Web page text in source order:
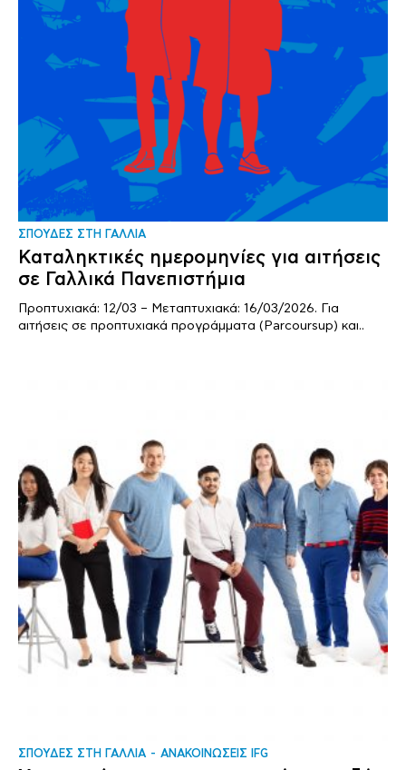
ΣΠΟΥΔΕΣ ΣΤΗ ΓΑΛΛΙΑ
Καταληκτικές ημερομηνίες για αιτήσεις
σε Γαλλικά Πανεπιστήμια
Προπτυχιακά: 12/03 – Μεταπτυχιακά: 16/03/2026. Για
αιτήσεις σε προπτυχιακά προγράμματα (Parcoursup) και..
ΣΠΟΥΔΕΣ ΣΤΗ ΓΑΛΛΙΑ ΑΝΑΚΟΙΝΩΣΕΙΣ IFG